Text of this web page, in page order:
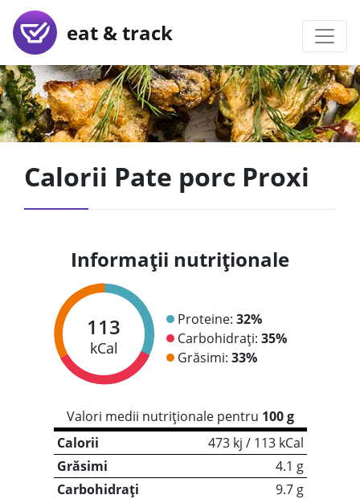
eat & track
Calorii Pate porc Proxi
Informații nutriționale
113
kCal
Proteine: 32%
Carbohidrați: 35%
Grăsimi: 33%
Valori medii nutriționale pentru 100 g
Calorii
473 kj / 113 kCal
Grăsimi
4.1 g
Carbohidrați
9.7 g